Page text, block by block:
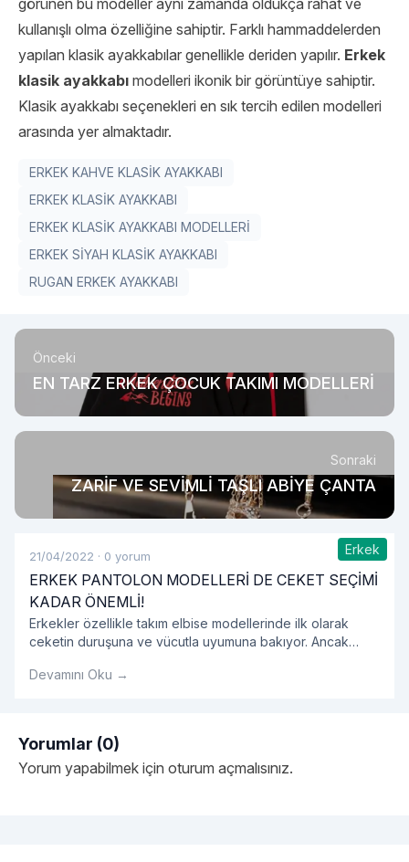
görünen bu modeller aynı zamanda oldukça rahat ve
kullanışlı olma özelliğine sahiptir. Farklı hammaddelerden
yapılan klasik ayakkabılar genellikle deriden yapılır. Erkek
klasik ayakkabı modelleri ikonik bir görüntüye sahiptir.
Klasik ayakkabı seçenekleri en sık tercih edilen modelleri
arasında yer almaktadır.
ERKEK KAHVE KLASİK AYAKKABI
ERKEK KLASİK AYAKKABI
ERKEK KLASİK AYAKKABI MODELLERİ
ERKEK SİYAH KLASİK AYAKKABI
RUGAN ERKEK AYAKKABI
Önceki
EN TARZ ERKEK ÇOCUK TAKIMI MODELLERİ
Sonraki
ZARİF VE SEVİMLİ TAŞLI ABİYE ÇANTA
Erkek
21/04/2022 · 0 yorum
ERKEK PANTOLON MODELLERİ DE CEKET SEÇİMİ
KADAR ÖNEMLİ!
Erkekler özellikle takım elbise modellerinde ilk olarak
ceketin duruşuna ve vücutla uyumuna bakıyor. Ancak
bir o kadar önemlidir. Ki bence çok daha önemlidir. Çünkü
Devamını Oku →
Yorumlar (0)
Yorum yapabilmek için oturum açmalısınız.